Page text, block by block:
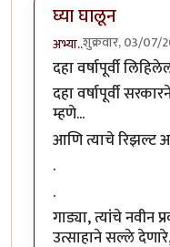
घ्या घालून
अभ्या..शुक्रवार, 03/07/
दहा वर्षापूर्वी
दहा वर्षापूर्वी
म्हणे...
आणि त्याचे रिझल्ट
.
.
गाड्या, त्यांंचे नवीन
उत्साहाने सल्ले